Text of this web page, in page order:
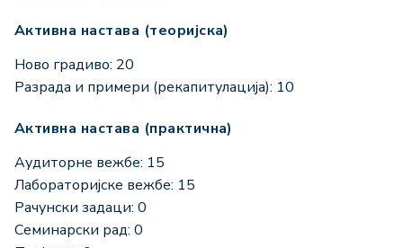
Активна настава (теоријска)
Ново градиво: 20
Разрада и примери (рекапитулација): 10
Активна настава (практична)
Аудиторне вежбе: 15
Лабораторијске вежбе: 15
Рачунски задаци: 0
Семинарски рад: 0